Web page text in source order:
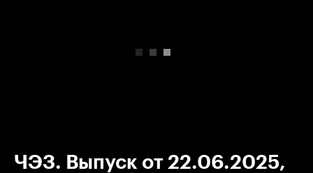
ЧЭЗ. Выпуск от 22.06.2025,